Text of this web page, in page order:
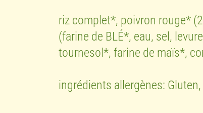
riz complet*, poivron rouge*
(farine de BLÉ*, eau, sel,
tournesol*, farine de maïs*,
ingrédients allergènes: Gluten,